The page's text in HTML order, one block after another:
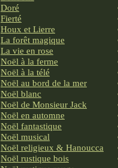
Doré
Fierté
Houx et Lierre
La forêt magique
La vie en rose
Noël à la ferme
Noël à la télé
Noël au bord de la mer
Noël blanc
Noël de Monsieur Jack
Noël en automne
Noël fantastique
Noël musical
Noël religieux & Hanoucca
Noël rustique bois